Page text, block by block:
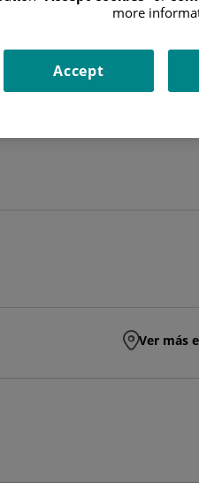
Ver más
more
Accept